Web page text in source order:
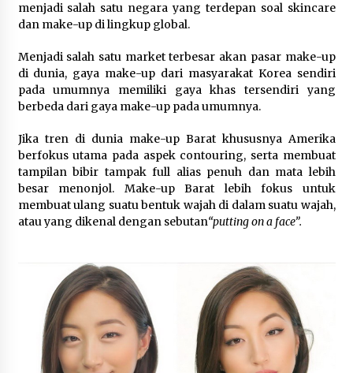
Soroti Minimnya Faktor Keamanan
Transportasi Laut
5 Agustus 2026
Di Forum Internasional Majelis
Persaudaraan Manusia, Megawati
Soekarnoputri Tegaskan
Kepemimpinan Perempuan Bukan
Dominasi, Tapi Merawat Dan
Jokowi Tetap Disambut Hangat di
NTT, Ahmad Ali: Karya dan
Pengabdiannya Masih Dirasakan
Masyarakat
5 Agustus 2026
menjadi salah satu negara yang terdepan soal skincare
dan make-up di lingkup global.
Menjadi salah satu market terbesar akan pasar make-up
di dunia, gaya make-up dari masyarakat Korea sendiri
pada umumnya memiliki gaya khas tersendiri yang
berbeda dari gaya make-up pada umumnya.
Jika tren di dunia make-up Barat khususnya Amerika
berfokus utama pada aspek contouring, serta membuat
tampilan bibir tampak full alias penuh dan mata lebih
besar menonjol. Make-up Barat lebih fokus untuk
membuat ulang suatu bentuk wajah di dalam suatu wajah,
atau yang dikenal dengan sebutan“putting on a face”.